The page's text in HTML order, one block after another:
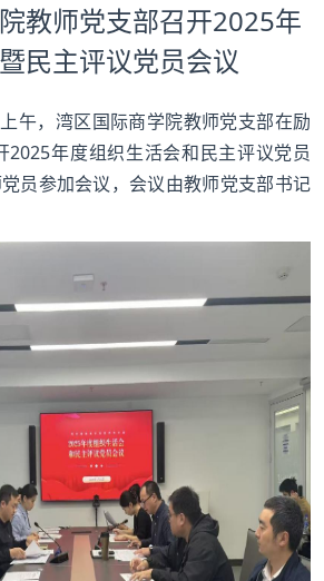
教师党支部召开2025年
民主评议党员会议
午，湾区国际商学院教师党支部在励
2025年度组织生活会和民主评议党员
员参加会议，会议由教师党支部书记